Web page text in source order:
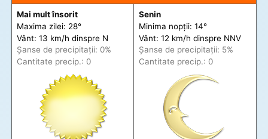
Mai mult însorit
Maxima zilei: 28°
Vânt: 13 km/h dinspre N
Șanse de precipitații: 0%
Cantitate precip.: 0
Senin
Minima nopții: 14°
Vânt: 12 km/h dinspre NNV
Șanse de precipitații: 5%
Cantitate precip.: 0